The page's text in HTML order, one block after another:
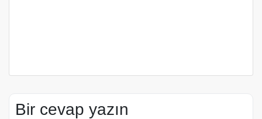
Bir cevap yazın